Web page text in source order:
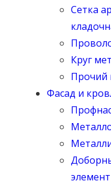
Сетка
Круг
Прочий
Фасад и